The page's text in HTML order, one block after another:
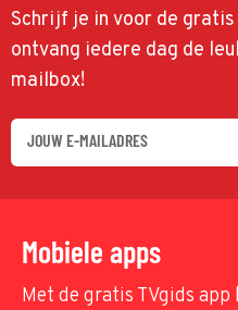
Schrijf je in voor de
ontvang iedere dag de
mailbox!
Mobiele apps
Met de gratis TVgids